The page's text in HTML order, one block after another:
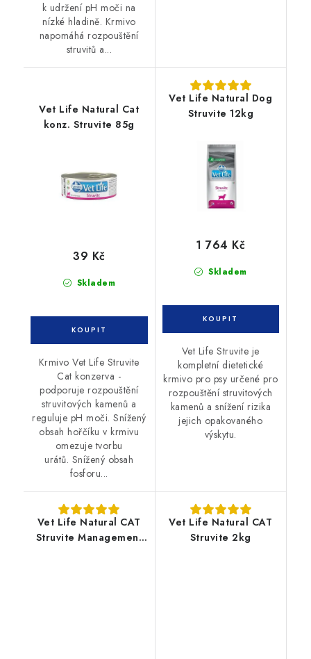
k udržení pH moči na
nízké hladině. Krmivo
napomáhá rozpouštění
struvitů a...
Vet Life Natural Cat
konz. Struvite 85g
Skladem
39 Kč
Krmivo Vet Life Struvite
Cat konzerva -
podporuje rozpouštění
struvitových kamenů a
reguluje pH moči. Snížený
obsah hořčíku v krmivu
omezuje tvorbu
urátů. Snížený obsah
fosforu...
Vet Life Natural Dog
Struvite 12kg
Skladem
1 764 Kč
Vet Life Struvite je
kompletní dietetické
krmivo pro psy určené pro
rozpouštění struvitových
kamenů a snížení rizika
jejich opakovaného
výskytu.
Vet Life Natural CAT
Struvite Management
Vet Life Natural CAT
Struvite 2kg